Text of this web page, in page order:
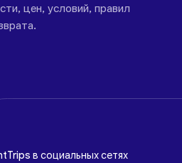
цен, условий, правил
в социальных сетях